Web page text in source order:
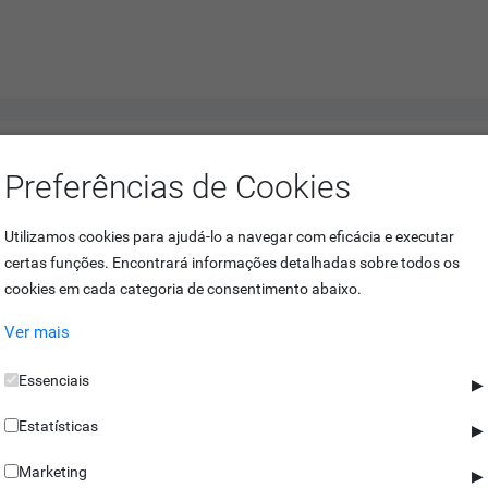
de acessos. Este torniquete está disponível em aço 304 e
equipamento se fechem durante a passagem de algum
ou falha de energia, as portas retraem para o interior do
reduzida, com largura de passagem de 90 cm. Além destas
Preferências de Cookies
Utilizamos cookies para ajudá-lo a navegar com eficácia e executar
certas funções. Encontrará informações detalhadas sobre todos os
cookies em cada categoria de consentimento abaixo.
Ver mais
Essenciais ▶
Estatísticas ▶
Marketing ▶